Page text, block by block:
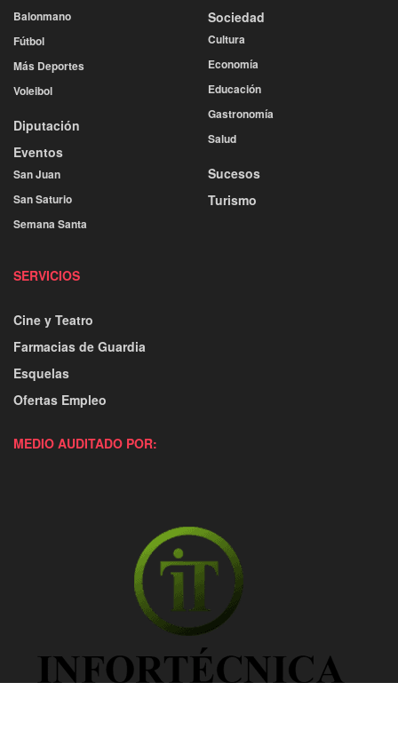
Balonmano
Fútbol
Más Deportes
Voleibol
Diputación
Eventos
San Juan
San Saturio
Semana Santa
Sociedad
Cultura
Economía
Educación
Gastronomía
Salud
Sucesos
Turismo
SERVICIOS
Cine y Teatro
Farmacias de Guardia
Esquelas
Ofertas Empleo
MEDIO AUDITADO POR: